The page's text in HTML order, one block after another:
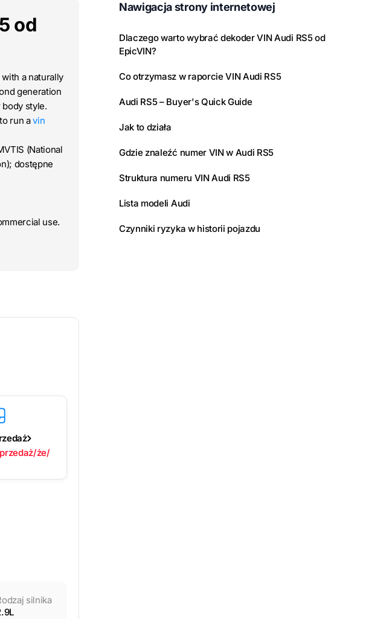
od
a naturally
generation
style.
run avin
(National
dostępne
use.
że/
silnika
Nawigacja strony internetowej
Dlaczego warto wybrać dekoder VIN Audi RS5 od
EpicVIN?
Co otrzymasz w raporcie VIN Audi RS5
Audi RS5 – Buyer's Quick Guide
Jak to działa
Gdzie znaleźć numer VIN w Audi RS5
Struktura numeru VIN Audi RS5
Lista modeli Audi
Czynniki ryzyka w historii pojazdu